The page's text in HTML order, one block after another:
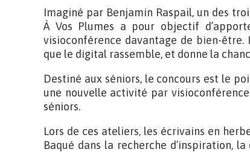
Imaginé par Benjamin Raspail, un des
À Vos Plumes a pour objectif
visioconférence davantage de bien-
que le digital rassemble, et donne la
Destiné aux séniors, le concours est le
une nouvelle activité par
séniors.
Lors de ces ateliers, les écrivains en
Baqué dans la recherche d’inspiration,